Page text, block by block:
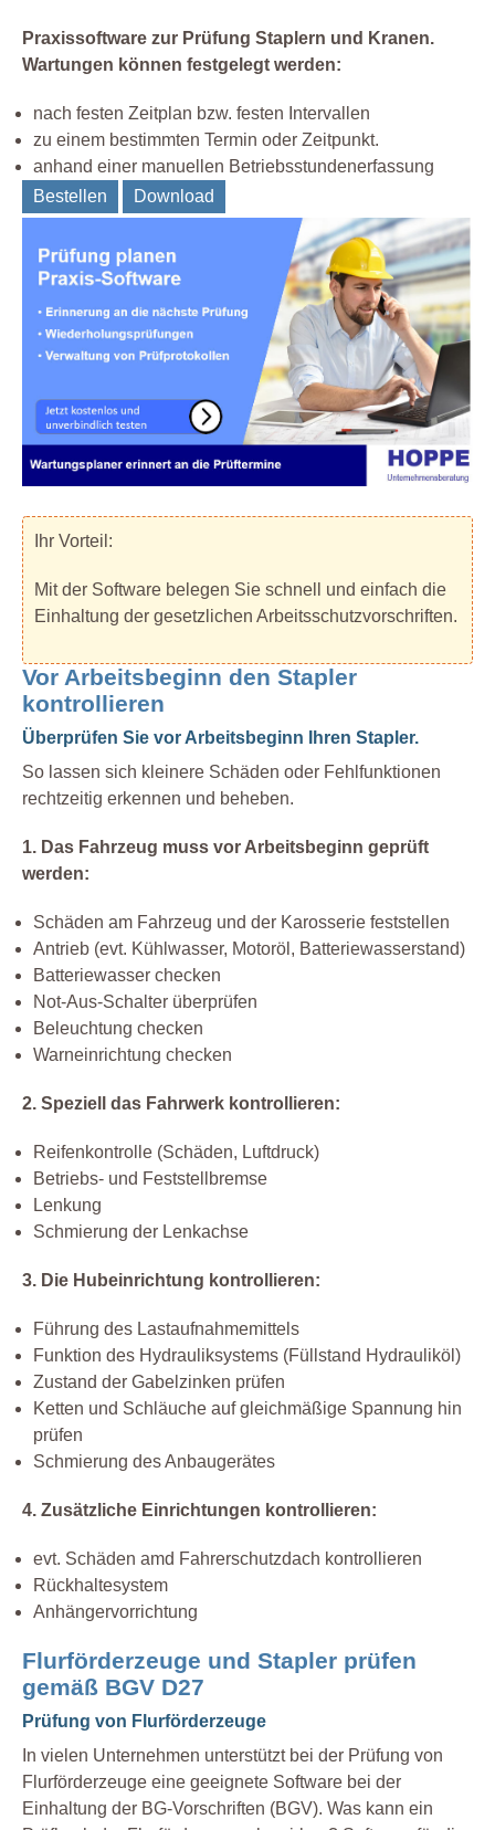
Praxissoftware zur Prüfung Staplern und Kranen.
Wartungen können festgelegt werden:
nach festen Zeitplan bzw. festen Intervallen
zu einem bestimmten Termin oder Zeitpunkt.
anhand einer manuellen Betriebsstundenerfassung
Bestellen
Download
Ihr Vorteil:
Mit der Software belegen Sie schnell und einfach die
Einhaltung der gesetzlichen Arbeitsschutzvorschriften.
Vor Arbeitsbeginn den Stapler
kontrollieren
Überprüfen Sie vor Arbeitsbeginn Ihren Stapler.
So lassen sich kleinere Schäden oder Fehlfunktionen
rechtzeitig erkennen und beheben.
1. Das Fahrzeug muss vor Arbeitsbeginn geprüft
werden:
Schäden am Fahrzeug und der Karosserie feststellen
Antrieb (evt. Kühlwasser, Motoröl, Batteriewasserstand)
Batteriewasser checken
Not-Aus-Schalter überprüfen
Beleuchtung checken
Warneinrichtung checken
2. Speziell das Fahrwerk kontrollieren:
Reifenkontrolle (Schäden, Luftdruck)
Betriebs- und Feststellbremse
Lenkung
Schmierung der Lenkachse
3. Die Hubeinrichtung kontrollieren:
Führung des Lastaufnahmemittels
Funktion des Hydrauliksystems (Füllstand Hydrauliköl)
Zustand der Gabelzinken prüfen
Ketten und Schläuche auf gleichmäßige Spannung hin
prüfen
Schmierung des Anbaugerätes
4. Zusätzliche Einrichtungen kontrollieren:
evt. Schäden amd Fahrerschutzdach kontrollieren
Rückhaltesystem
Anhängervorrichtung
Flurförderzeuge und Stapler prüfen
gemäß BGV D27
Prüfung von Flurförderzeuge
In vielen Unternehmen unterstützt bei der Prüfung von
Flurförderzeuge eine geeignete Software bei der
Einhaltung der BG-Vorschriften (BGV). Was kann ein